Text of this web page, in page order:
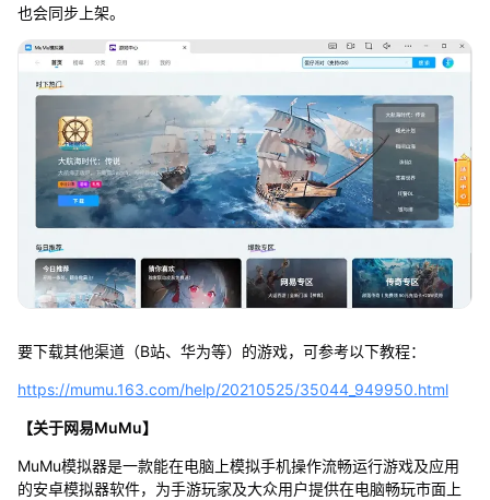
也会同步上架。
要下载其他渠道（B站、华为等）的游戏，可参考以下教程：
https://mumu.163.com/help/20210525/35044_949950.html
【关于网易MuMu】
MuMu模拟器是一款能在电脑上模拟手机操作流畅运行游戏及应用
的安卓模拟器软件，为手游玩家及大众用户提供在电脑畅玩市面上